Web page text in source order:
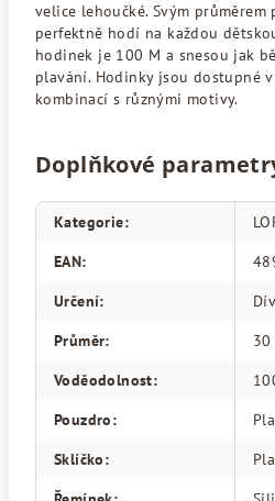
velice lehoučké. Svým průměrem
perfektně hodí na každou
hodinek je 100 M a snesou jak
plavání. Hodinky jsou dostupné
kombinací s různými motivy.
Doplňkové
Kategorie:
EAN:
Určení:
Průměr:
30
Voděodolnost:
Pouzdro:
Sklíčko: